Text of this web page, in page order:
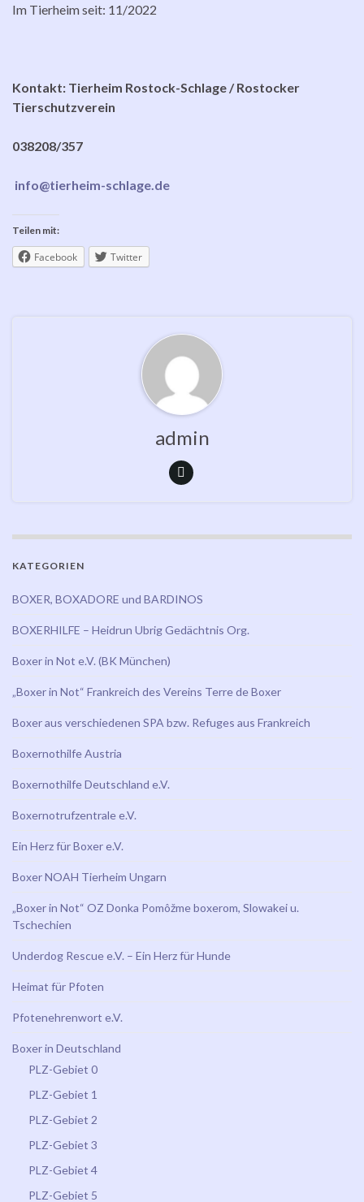
Im Tierheim seit: 11/2022
Kontakt: Tierheim Rostock-Schlage / Rostocker
Tierschutzverein
038208/357
info@tierheim-schlage.de
Teilen mit:
Facebook Twitter
admin
KATEGORIEN
BOXER, BOXADORE und BARDINOS
BOXERHILFE – Heidrun Ubrig Gedächtnis Org.
Boxer in Not e.V. (BK München)
„Boxer in Not“ Frankreich des Vereins Terre de Boxer
Boxer aus verschiedenen SPA bzw. Refuges aus Frankreich
Boxernothilfe Austria
Boxernothilfe Deutschland e.V.
Boxernotrufzentrale e.V.
Ein Herz für Boxer e.V.
Boxer NOAH Tierheim Ungarn
„Boxer in Not“ OZ Donka Pomôžme boxerom, Slowakei u.
Tschechien
Underdog Rescue e.V. – Ein Herz für Hunde
Heimat für Pfoten
Pfotenehrenwort e.V.
Boxer in Deutschland
PLZ-Gebiet 0
PLZ-Gebiet 1
PLZ-Gebiet 2
PLZ-Gebiet 3
PLZ-Gebiet 4
PLZ-Gebiet 5